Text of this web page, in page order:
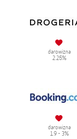
darowizna
2.25%
darowizna
1.9 - 3%